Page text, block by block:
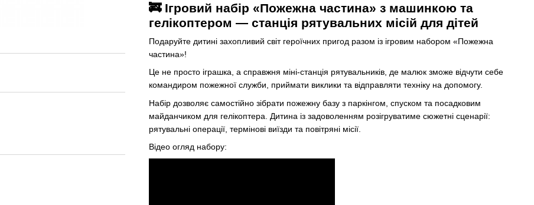
🚒 Ігровий набір «Пожежна частина» з машинкою та
гелікоптером — станція рятувальних місій для дітей
Подаруйте дитині захопливий світ героїчних пригод разом із ігровим набором «Пожежна
частина»!
Це не просто іграшка, а справжня міні-станція рятувальників, де малюк зможе відчути себе
командиром пожежної служби, приймати виклики та відправляти техніку на допомогу.
Набір дозволяє самостійно зібрати пожежну базу з паркінгом, спуском та посадковим
майданчиком для гелікоптера. Дитина із задоволенням розігруватиме сюжетні сценарії:
рятувальні операції, термінові виїзди та повітряні місії.
Відео огляд набору: